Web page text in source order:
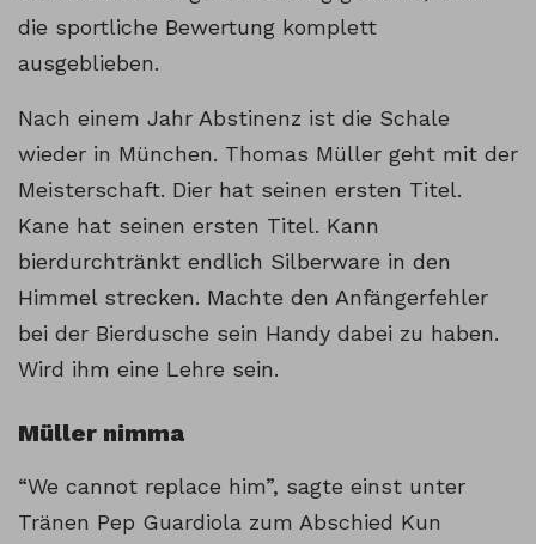
die sportliche Bewertung komplett
ausgeblieben.
Nach einem Jahr Abstinenz ist die Schale
wieder in München. Thomas Müller geht mit der
Meisterschaft. Dier hat seinen ersten Titel.
Kane hat seinen ersten Titel. Kann
bierdurchtränkt endlich Silberware in den
Himmel strecken. Machte den Anfängerfehler
bei der Bierdusche sein Handy dabei zu haben.
Wird ihm eine Lehre sein.
Müller nimma
“We cannot replace him”, sagte einst unter
Tränen Pep Guardiola zum Abschied Kun